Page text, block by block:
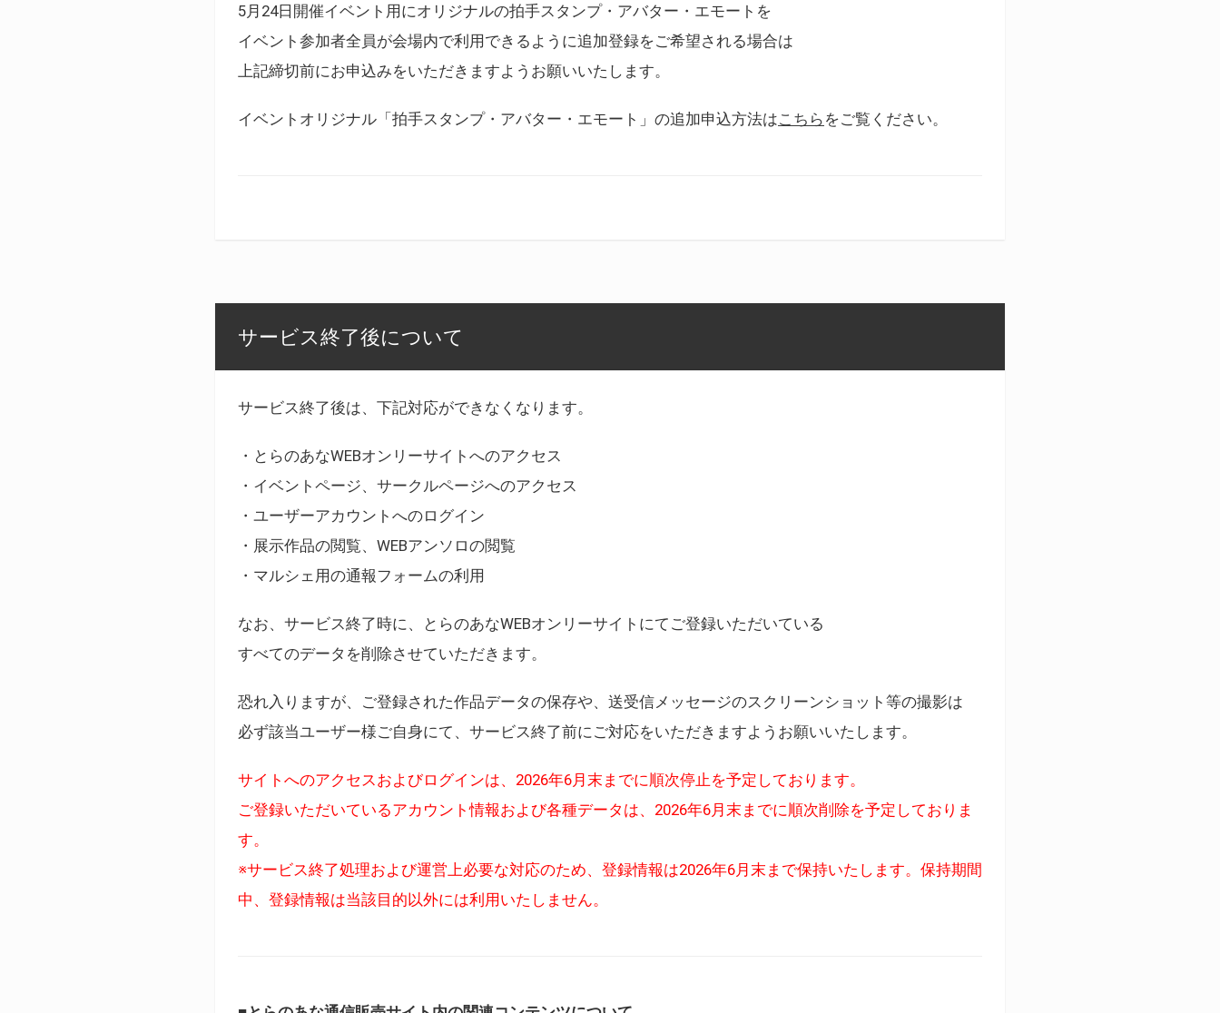
5月24日開催イベント用にオリジナルの拍手スタンプ・アバター・エモートを
イベント参加者全員が会場内で利用できるように追加登録をご希望される場合は
上記締切前にお申込みをいただきますようお願いいたします。
イベントオリジナル「拍手スタンプ・アバター・エモート」の追加申込方法はこちら をご覧ください。
サービス終了後について
サービス終了後は、下記対応ができなくなります。
・とらのあなWEBオンリーサイトへのアクセス
・イベントページ、サークルページへのアクセス
・ユーザーアカウントへのログイン
・展示作品の閲覧、WEBアンソロの閲覧
・マルシェ用の通報フォームの利用
なお、サービス終了時に、とらのあなWEBオンリーサイトにてご登録いただいている
すべてのデータを削除させていただきます。
恐れ入りますが、ご登録された作品データの保存や、送受信メッセージのスクリーンショット等の撮影は
必ず該当ユーザー様ご自身にて、サービス終了前にご対応をいただきますようお願いいたします。
サイトへのアクセスおよびログインは、2026年6月末までに順次停止を予定しております。
ご登録いただいているアカウント情報および各種データは、2026年6月末までに順次削除を予定しておりま
す。
※サービス終了処理および運営上必要な対応のため、登録情報は2026年6月末まで保持いたします。保持期間
中、登録情報は当該目的以外には利用いたしません。